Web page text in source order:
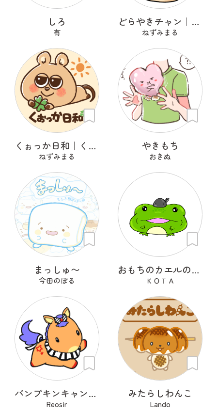
しろ
有
どらやきチャン｜どらベリー
ねずみまる
くぉっか日和｜くぅたろ
ねずみまる
やきもち
おきぬ
まっしゅ〜
今田のぼる
おもちのカエルのたろけろ
ＫＯＴＡ
パンプキンキャンディーポニー
Reosir
みたらしわんこ
Lando